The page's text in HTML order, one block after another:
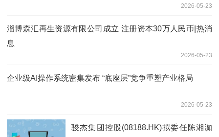
2026-05-23
淄博森汇再生资源有限公司成立 注册资本30万人民币|热消
息
2026-05-23
企业级AI操作系统密集发布 “底座层”竞争重塑产业格局
2026-05-23
骏杰集团控股(08188.HK)拟委任陈湘洳